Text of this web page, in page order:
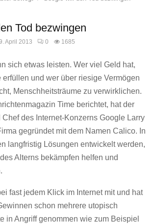
Tod bezwingen
April 2013 0 1685
sich etwas leisten. Wer viel Geld hat,
erfüllen und wer über riesige Vermögen
Menschheitsträume zu verwirklichen.
Time berichtet, hat der
Chef des Internet-Konzerns Google Larry
gegründet mit dem Namen Calico. In
langfristig Lösungen entwickelt werden,
Alterns bekämpfen helfen und
fast jedem Klick im Internet mit und hat
schon mehrere utopisch
in Angriff genommen wie zum Beispiel